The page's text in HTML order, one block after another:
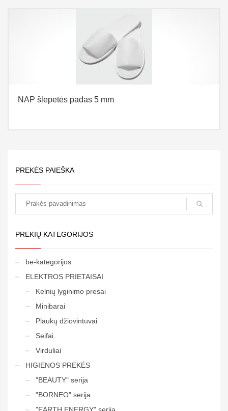
NAP šlepetės padas 5 mm
PREKĖS PAIEŠKA
PREKIŲ KATEGORIJOS
be-kategorijos
ELEKTROS PRIETAISAI
Kelnių lyginimo presai
Minibarai
Plaukų džiovintuvai
Seifai
Virduliai
HIGIENOS PREKĖS
"BEAUTY" serija
"BORNEO" serija